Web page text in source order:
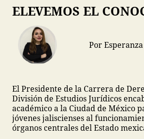
ELEVEMOS EL
Por
El Presidente de la Carrera de
División de Estudios Jurídicos
académico a la Ciudad de México
jóvenes jaliscienses al
órganos centrales del Estado